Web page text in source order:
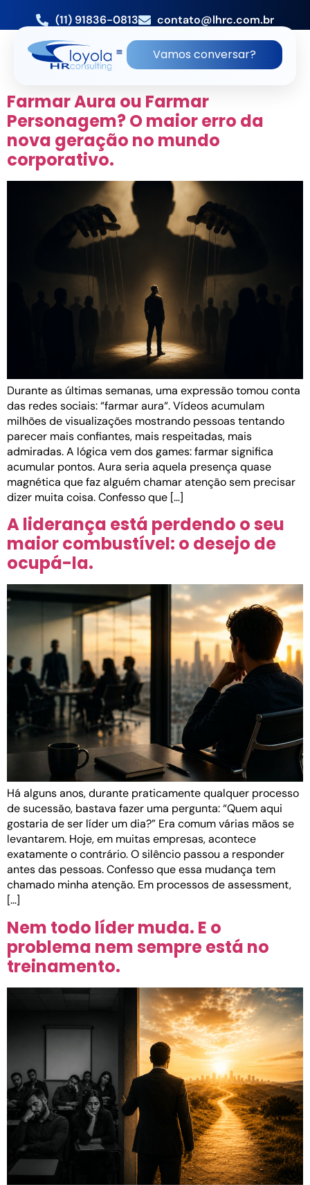
(11) 91836-0813 contato@lhrc.com.br
Vamos conversar?
TAG:RONALDO LOYOLA
INTELIGENCIA CENICA
Farmar Aura ou Farmar
Personagem? O maior erro da
nova geração no mundo
corporativo.
Durante as últimas semanas, uma expressão tomou conta
das redes sociais: “farmar aura“. Vídeos acumulam
milhões de visualizações mostrando pessoas tentando
parecer mais confiantes, mais respeitadas, mais
admiradas. A lógica vem dos games: farmar significa
acumular pontos. Aura seria aquela presença quase
magnética que faz alguém chamar atenção sem precisar
dizer muita coisa. Confesso que […]
A liderança está perdendo o seu
maior combustível: o desejo de
ocupá-la.
Há alguns anos, durante praticamente qualquer processo
de sucessão, bastava fazer uma pergunta: “Quem aqui
gostaria de ser líder um dia?” Era comum várias mãos se
levantarem. Hoje, em muitas empresas, acontece
exatamente o contrário. O silêncio passou a responder
antes das pessoas. Confesso que essa mudança tem
chamado minha atenção. Em processos de assessment,
[…]
Nem todo líder muda. E o
problema nem sempre está no
treinamento.